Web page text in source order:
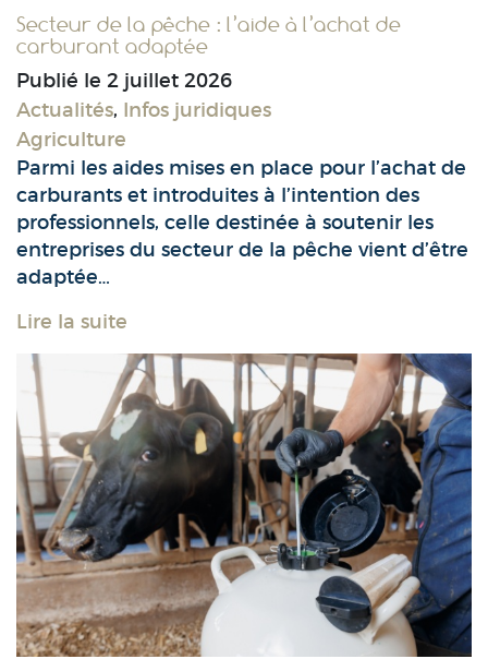
Secteur de la pêche : l’aide à l’achat de
carburant adaptée
Publié le 2 juillet 2026
Actualités, Infos juridiques
Agriculture
Parmi les aides mises en place pour l’achat de
carburants et introduites à l’intention des
professionnels, celle destinée à soutenir les
entreprises du secteur de la pêche vient d’être
adaptée…
Lire la suite